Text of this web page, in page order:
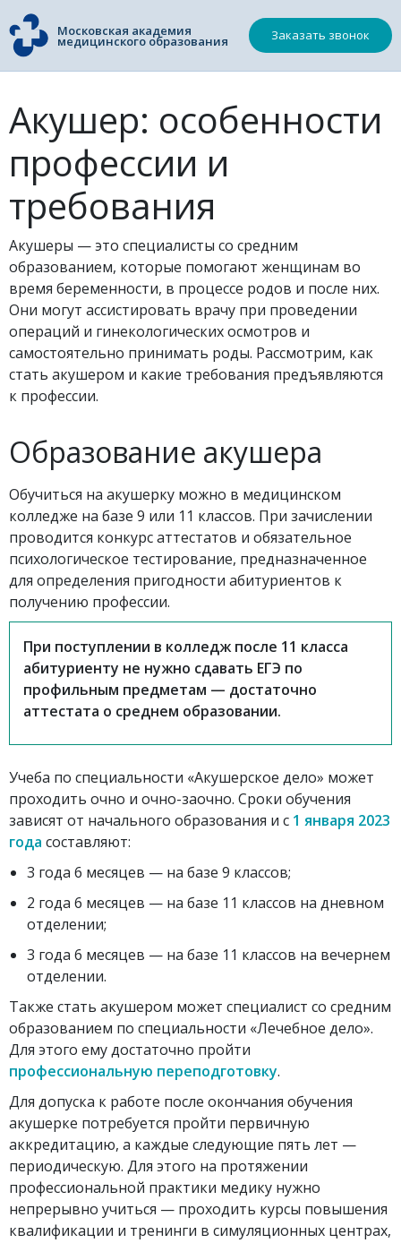
Московская академия
медицинского образования Заказать звонок
Акушер: особенности
профессии и
требования
Акушеры — это специалисты со средним
образованием, которые помогают женщинам во
время беременности, в процессе родов и после них.
Они могут ассистировать врачу при проведении
операций и гинекологических осмотров и
самостоятельно принимать роды. Рассмотрим, как
стать акушером и какие требования предъявляются
к профессии.
Образование акушера
Обучиться на акушерку можно в медицинском
колледже на базе 9 или 11 классов. При зачислении
проводится конкурс аттестатов и обязательное
психологическое тестирование, предназначенное
для определения пригодности абитуриентов к
получению профессии.
При поступлении в колледж после 11 класса
абитуриенту не нужно сдавать ЕГЭ по
профильным предметам — достаточно
аттестата о среднем образовании.
Учеба по специальности «Акушерское дело» может
проходить очно и очно-заочно. Сроки обучения
зависят от начального образования и с 1 января 2023
года составляют:
3 года 6 месяцев — на базе 9 классов;
2 года 6 месяцев — на базе 11 классов на дневном
отделении;
3 года 6 месяцев — на базе 11 классов на вечернем
отделении.
Также стать акушером может специалист со средним
образованием по специальности «Лечебное дело».
Для этого ему достаточно пройти
профессиональную переподготовку.
Для допуска к работе после окончания обучения
акушерке потребуется пройти первичную
аккредитацию, а каждые следующие пять лет —
периодическую. Для этого на протяжении
профессиональной практики медику нужно
непрерывно учиться — проходить курсы повышения
квалификации и тренинги в симуляционных центрах,